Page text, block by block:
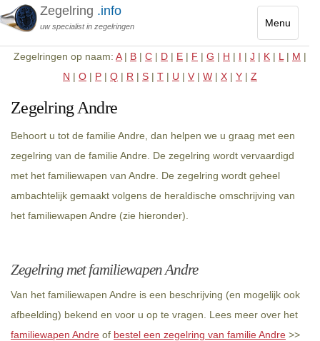
Menu
Toggle
Zegelring .info
uw specialist in zegelringen
Zegelringen op naam: A| B | C | D | E | F | G | H | I | J | K | L | M |
N | O | P | Q | R | S | T | U | V | W | X | Y | Z
Zegelring Andre
Behoort u tot de familie Andre, dan helpen we u graag met een
zegelring van de familie Andre. De zegelring wordt vervaardigd
met het familiewapen van Andre. De zegelring wordt geheel
ambachtelijk gemaakt volgens de heraldische omschrijving van
het familiewapen Andre (zie hieronder).
Zegelring met familiewapen Andre
Van het familiewapen Andre is een beschrijving (en mogelijk ook
afbeelding) bekend en voor u op te vragen. Lees meer over het
familiewapen Andre of bestel een zegelring van familie Andre >>